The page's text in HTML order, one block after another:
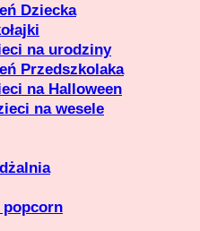
Dziecka
na urodziny
Przedszkolaka
na Halloween
na wesele
popcorn